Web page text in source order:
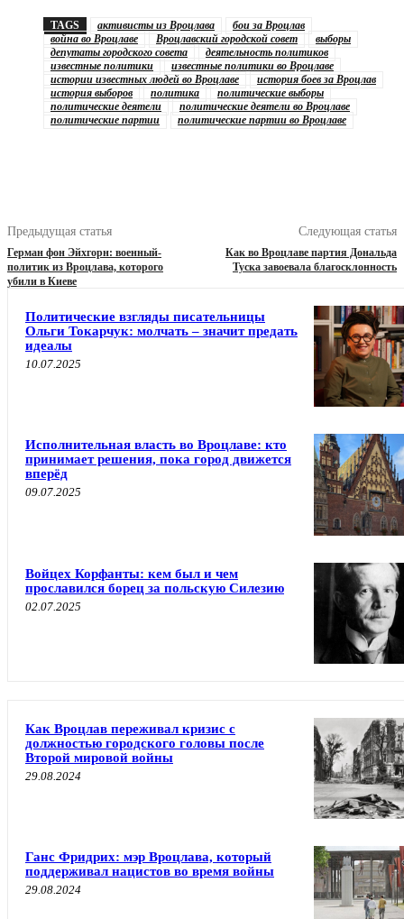
TAGS активисты из Вроцлава
бои за Вроцлав
война во Вроцлаве
Вроцлавский городской совет
выборы
депутаты городского совета
деятельность политиков
известные политики
известные политики во Вроцлаве
истории известных людей во Вроцлаве
история боев за Вроцлав
история выборов
политика
политические выборы
политические деятели
политические деятели во Вроцлаве
политические партии
политические партии во Вроцлаве
Предыдущая статья
Герман фон Эйхгорн: военный-
политик из Вроцлава, которого
убили в Киеве
Следующая статья
Как во Вроцлаве партия Дональда
Туска завоевала благосклонность
Политические взгляды писательницы
Ольги Токарчук: молчать – значит предать
идеалы
10.07.2025
Исполнительная власть во Вроцлаве: кто
принимает решения, пока город движется
вперёд
09.07.2025
Войцех Корфанты: кем был и чем
прославился борец за польскую Силезию
02.07.2025
Как Вроцлав переживал кризис с
должностью городского головы после
Второй мировой войны
29.08.2024
Ганс Фридрих: мэр Вроцлава, который
поддерживал нацистов во время войны
29.08.2024